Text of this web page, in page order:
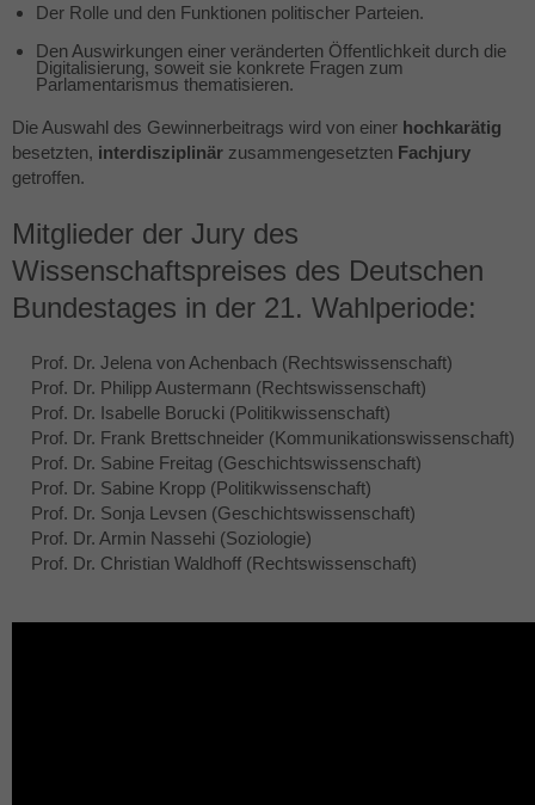
Der Rolle und den Funktionen politischer Parteien.
Den Auswirkungen einer veränderten Öffentlichkeit durch die
Digitalisierung, soweit sie konkrete Fragen zum
Parlamentarismus thematisieren.
Die Auswahl des Gewinnerbeitrags wird von einer hochkarätig
besetzten, interdisziplinär zusammengesetzten Fachjury
getroffen.
Mitglieder der Jury des
Wissenschaftspreises des Deutschen
Bundestages in der 21. Wahlperiode:
Prof. Dr. Jelena von Achenbach (Rechtswissenschaft)
Prof. Dr. Philipp Austermann (Rechtswissenschaft)
Prof. Dr. Isabelle Borucki (Politikwissenschaft)
Prof. Dr. Frank Brettschneider (Kommunikationswissenschaft)
Prof. Dr. Sabine Freitag (Geschichtswissenschaft)
Prof. Dr. Sabine Kropp (Politikwissenschaft)
Prof. Dr. Sonja Levsen (Geschichtswissenschaft)
Prof. Dr. Armin Nassehi (Soziologie)
Prof. Dr. Christian Waldhoff (Rechtswissenschaft)